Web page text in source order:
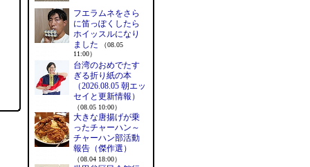
フエラムネをさら
に笛っぽくしたら
ホイッスルになり
ました
（08.05
11:00）
台湾のおめでたす
ぎる折り紙の本
（2026.08.05 朝エッ
セイと更新情報）
（08.05 10:00）
大きな唐揚げが乗
ったチャーハン～
チャーハン部活動
報告（傑作選）
（08.04 18:00）